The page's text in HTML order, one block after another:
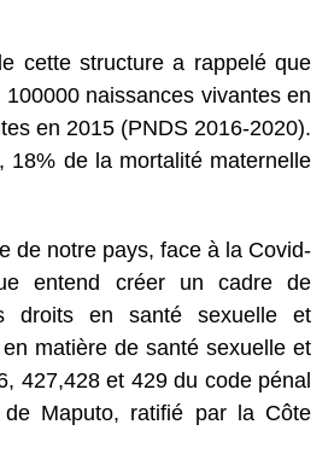
cette structure a rappelé que
naissances vivantes en
en 2015 (PNDS 2016-2020).
18% de la mortalité maternelle
de notre pays, face à la Covid-
entend créer un cadre de
droits en santé sexuelle et
matière de santé sexuelle et
427,428 et 429 du code pénal
Maputo, ratifié par la Côte